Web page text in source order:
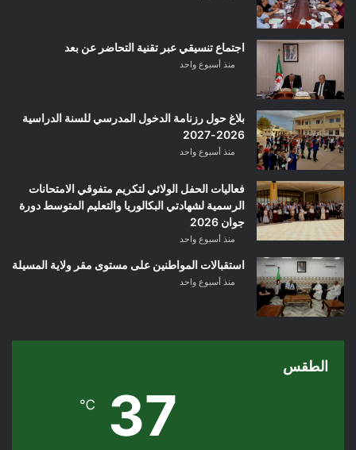
اجتماع تنسيقي عبر تقنية التحاضر عن بعد
منذ أسبوع واحد
بلاغ حول رزنامة الدخول المدرسي للسنة الدراسية
2026-2027
منذ أسبوع واحد
فعاليات الحفل الولائي لتكريم متفوقي الامتحانات
الرسمية لشهادتي البكالوريا والتعليم المتوسط دورة
جوان 2026
منذ أسبوع واحد
استقبالات المواطنين على مستوى مقر ولاية المسيلة
منذ أسبوع واحد
الطقس
37
℃